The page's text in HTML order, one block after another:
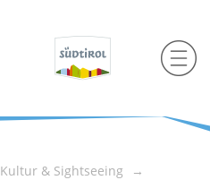
Kultur & Sightseeing